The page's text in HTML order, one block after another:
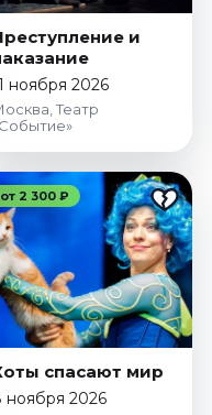
и
ноября 2026
Театр
от 2 300 ₽
спасают мир
ноября 2026